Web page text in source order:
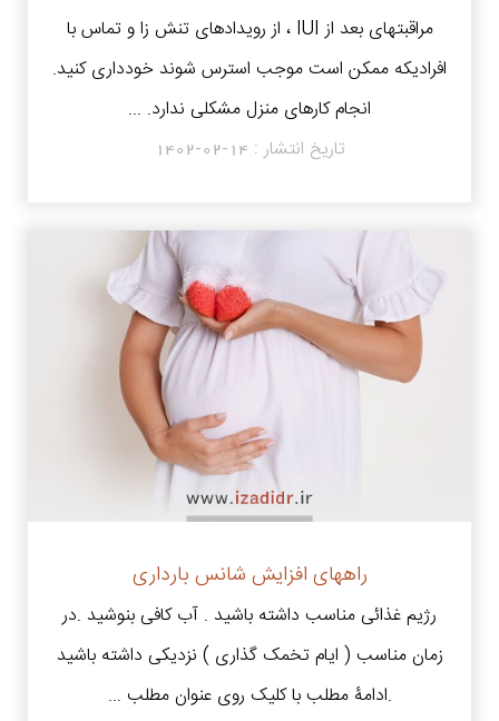
مراقبتهای بعد از IUI ، از رویدادهای تنش زا و تماس با
افرادیکه ممکن است موجب استرس شوند خودداری کنید.
انجام کارهای منزل مشکلی ندارد. ...
تاریخ انتشار : 1402-02-14
راههای افزایش شانس بارداری
رژیم غذائی مناسب داشته باشید . آب کافی بنوشید .در
زمان مناسب ( ایام تخمک گذاری ) نزدیکی داشته باشید
.ادامۀ مطلب با کلیک روی عنوان مطلب ...